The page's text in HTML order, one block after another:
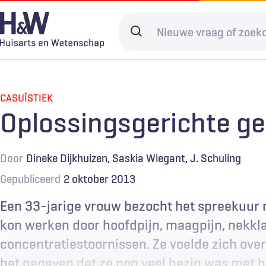
Overslaan
en
naar
gaan
Search
Spoedzorg
Digitale zorg Levenseinde
Abonneren
CASUÏSTIEK
Oplossingsgerichte
Door Dineke Dijkhuizen Saskia Wiegant J. Schuling
Gepubliceerd 2 oktober 2013
Een 33-jarige vrouw bezocht het
kon werken door hoofdpijn, maagpijn,
concentratiestoornissen. Ze voelde zich
het gegeven dat ze nog veel bezig was met